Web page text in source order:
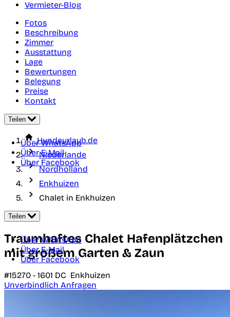
Vermieter-Blog
Fotos
Beschreibung
Zimmer
Ausstattung
Lage
Bewertungen
Belegung
Preise
Kontakt
Teilen
Über WhatsApp
Über E-Mail
Über Facebook
Hundeurlaub.de
Niederlande
Nordholland
Enkhuizen
Chalet in Enkhuizen
Teilen
Über WhatsApp
Über E-Mail
Über Facebook
Traumhaftes Chalet Hafenplätzchen
mit großem Garten & Zaun
#15270 - 1601 DC Enkhuizen
Unverbindlich Anfragen